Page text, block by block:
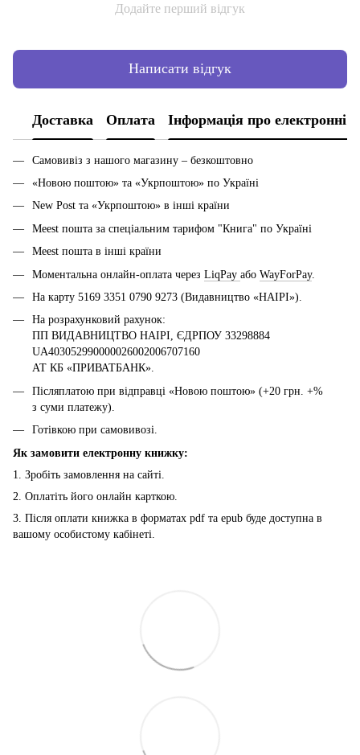
Додайте перший відгук
Написати відгук
Доставка Оплата Інформація про електронні
Самовивіз з нашого магазину – безкоштовно
«Новою поштою» та «Укрпоштою» по Україні
New Post та «Укрпоштою» в інші країни
Meest пошта за спеціальним тарифом "Книга" по Україні
Meest пошта в інші країни
Моментальна онлайн-оплата через LiqPay або WayForPay.
На карту 5169 3351 0790 9273 (Видавництво «НАІРІ»).
На розрахунковий рахунок:
ПП ВИДАВНИЦТВО НАІРІ, ЄДРПОУ 33298884
UA403052990000026002006707160
АТ КБ «ПРИВАТБАНК».
Післяплатою при відправці «Новою поштою» (+20 грн. +%
з суми платежу).
Готівкою при самовивозі.
Як замовити електронну книжку:
1. Зробіть замовлення на сайті.
2. Оплатіть його онлайн карткою.
3. Після оплати книжка в форматах pdf та epub буде доступна в
вашому особистому кабінеті.